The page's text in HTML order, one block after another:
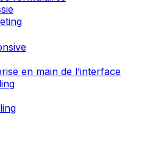
en main de l’interface